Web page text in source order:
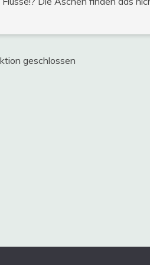
geschlossen